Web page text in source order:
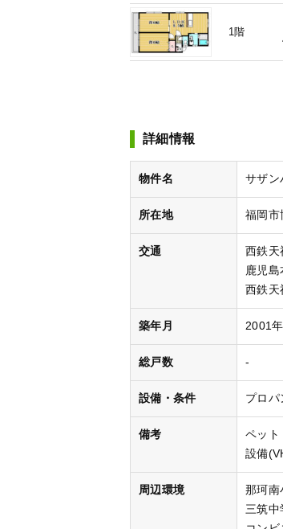
1階
詳細情報
物件名 サザン
所在地 福岡市
交通
西鉄天
鹿児
西鉄天
築年月 2001
総戸数 -
設備・条件 プロパ
備考
ペット
設備
周辺環境
那珂
三筑